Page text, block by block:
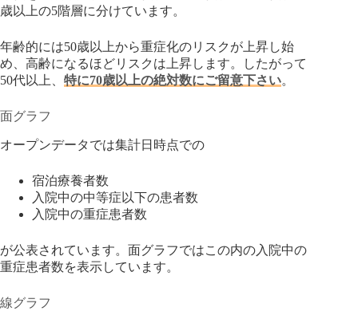
歳以上の5階層に分けています。
年齢的には50歳以上から重症化のリスクが上昇し始
め、高齢になるほどリスクは上昇します。したがって
50代以上、 特に70歳以上の絶対数にご留意下さい。
面グラフ
オープンデータでは集計日時点での
宿泊療養者数
入院中の中等症以下の患者数
入院中の重症患者数
が公表されています。面グラフではこの内の入院中の
重症患者数を表示しています。
線グラフ